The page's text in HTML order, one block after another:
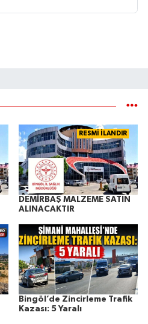
RESMİ İLANDIR
DEMİRBAŞ MALZEME SATIN
ALINACAKTIR
Bingöl’de Zincirleme Trafik
Kazası: 5 Yaralı